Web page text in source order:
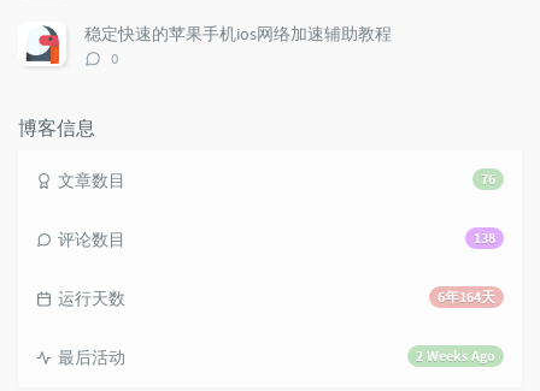
数：
稳定快速的苹果手机ios网络加速辅助教程
评
0
博客信息
76
文章数目
138
评论数目
6年164天
运行天数
2 Weeks Ago
最后活动